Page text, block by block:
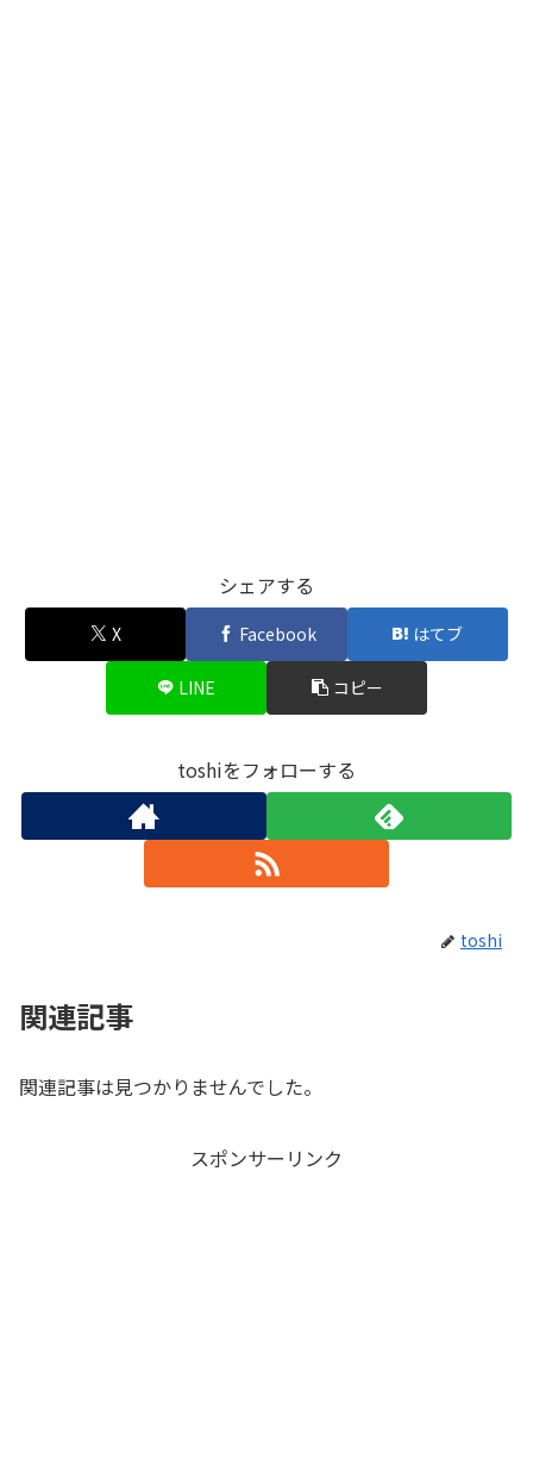
シェアする
X Facebook はてブ
LINE コピー
toshiをフォローする
toshi
関連記事
関連記事は見つかりませんでした。
スポンサーリンク